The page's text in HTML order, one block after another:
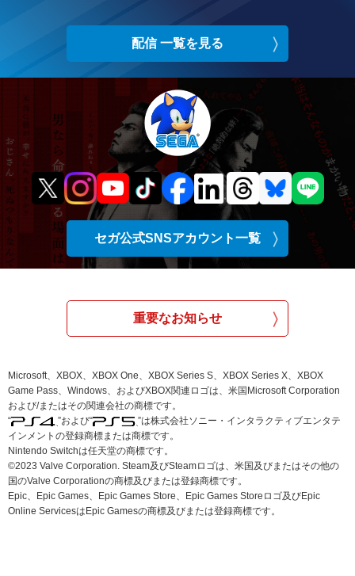
配信 一覧を見る
セガ公式SNSアカウント一覧
重要なお知らせ
Microsoft、XBOX、XBOX One、XBOX Series S、XBOX Series X、XBOX
Game Pass、Windows、およびXBOX関連ロゴは、米国Microsoft Corporation
および/またはその関連会社の商標です。
“
”および“
”は株式会社ソニー・インタラクティブエンタテ
インメントの登録商標または商標です。
Nintendo Switchは任天堂の商標です。
©2023 Valve Corporation. Steam及びSteamロゴは、米国及びまたはその他の
国のValve Corporationの商標及びまたは登録商標です。
Epic、Epic Games、Epic Games Store、Epic Games Storeロゴ及びEpic
Online ServicesはEpic Gamesの商標及びまたは登録商標です。